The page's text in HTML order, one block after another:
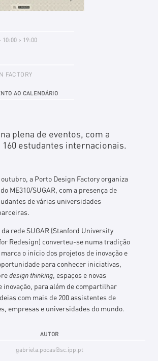
10:00 > 19:00
FACTORY
AO CALENDÁRIO
plena de eventos, com a
160 estudantes internacionais.
outubro, a Porto Design Factory organiza
ME310/SUGAR, com a presença de
de várias universidades
rede SUGAR (Stanford University
Redesign) converteu-se numa tradição
o início dos projetos de inovação e
para conhecer iniciativas,
design thinking, espaços e novas
inovação, para além de compartilhar
com mais de 200 assistentes de
empresas e universidades do mundo.
AUTOR
gabriela.pocas@sc.ipp.pt